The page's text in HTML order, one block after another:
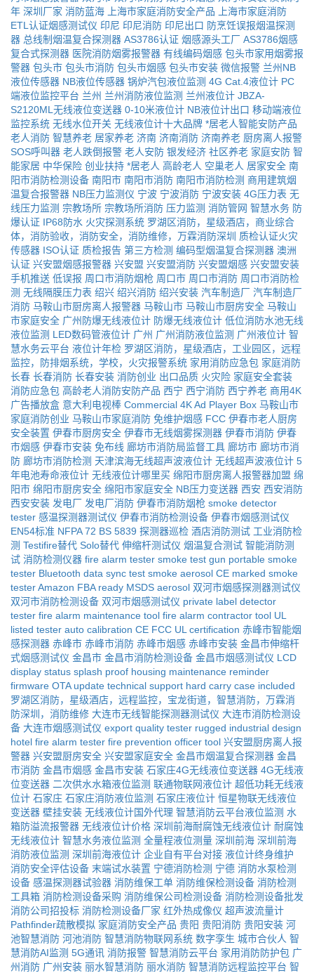
年 深圳厂家 消防蓝海 上海市家庭消防安全产品
上海市家庭消防
ETL认证烟感测试仪 印尼 印尼消防 印尼出口 防烹饪误报烟温探测
器 总线制烟温复合探测器 AS3786认证 烟感源头工厂 AS3786烟感
复合式探测器 医院消防烟雾报警器 有线编码烟感 包头市家用烟雾报
警器 包头市 包头市消防 包头市烟感 包头市安装 微信报警 兰州NB
液位传感器 NB液位传感器 锅炉汽包液位监测 4G Cat.4液位计 PC
端液位监控平台 兰州 兰州消防液位监测 兰州液位计 JBZA-
S2120ML无线液位变送器 0-10米液位计 NB液位计出口 移动端液位
监控系统 无线水位开关 无线液位计十大品牌 *居老人智能安防产品
老人消防 智慧养老 居家养老 济南 济南消防 济南养老 厨房离人报警
SOS呼叫器 老人跌倒报警 老人安防 银发经济 社区养老 家庭安防 智
能家居 中华保险 创业扶持 *居老人 高龄老人 空巢老人 居家安全 南
阳市消防检测设备 南阳市 南阳市消防 南阳市消防检测 商用建筑烟
温复合报警器 NB压力监测仪 宁波 宁波消防 宁波安装 4G压力表 无
线压力监测 宗教场所 宗教场所消防 压力监测 消防管网 智慧水务 防
爆认证 IP68防水 火灾探测系统 罗湖区消防，星级酒店，商业综合
体，消防验收，消防安全，消防维修，万霖消防深圳 质检认证火灾
传感器 ISO认证 质检报告 第三方检测 编码型烟温复合探测器 澳洲
认证 兴安盟烟感报警器 兴安盟 兴安盟消防 兴安盟烟感 兴安盟安装
手机推送 低误报 周口市消防烟枪 周口市 周口市消防 周口市消防检
测 无线隔膜压力表 绍兴 绍兴消防 绍兴安装 汽车制造厂 汽车制造厂
消防 马鞍山市厨房离人报警器 马鞍山市 马鞍山市厨房安全 马鞍山
市家庭安全 广州防爆无线液位计 防爆无线液位计 低位消防水池无线
液位监测 LED数码管液位计 广州 广州消防液位监测 广州液位计 智
慧水务云平台 液位计年检 罗湖区消防，星级酒店，工业园区，远程
监控，防排烟系统，学校，火灾报警系统 家用消防应急包 家庭消防
长春 长春消防 长春安装 消防创业 出口品质 火灾险 家庭安全套装
消防应急包 高龄老人消防安防产品 西宁 西宁消防 西宁养老 商用4K
广告播放盒 意大利电视棒 Commercial 4K Ad Player Box 马鞍山市
家庭消防创业 马鞍山市家庭消防 免维护烟感 FCC 伊春市老人厨房
安全装置 伊春市厨房安全 伊春市无线烟雾探测器 伊春市消防 伊春
市烟感 伊春市安装 免布线 廊坊市消防局监督工具 廊坊市 廊坊市消
防 廊坊市消防检测 天津滨海无线超声波液位计 无线超声波液位计 5
年电池寿命液位计 无线液位计哪里买 绵阳市厨房离人报警器加盟 绵
阳市 绵阳市厨房安全 绵阳市家庭安全 NB压力变送器 西安 西安消防
西安安装 发电厂 发电厂消防 伊春市消防烟枪 smoke detector
tester 感温探测器测试仪 伊春市消防检测设备 伊春市烟感测试仪
EN54标准 NFPA 72 BS 5839 探测器巡检 酒店消防测试 工业消防检
测 Testifire替代 Solo替代 伸缩杆测试仪 烟温复合测试 智能消防测
试 消防检测仪器 fire alarm tester smoke test gun portable smoke
tester Bluetooth data sync test smoke aerosol CE marked smoke
testerAmazon FBA ready MSDS aerosol 双河市烟感探测器测试仪
双河市消防检测设备 双河市烟感测试仪 private label detector
tester fire alarm maintenance tool fire alarm contractor tool UL
listed tester auto calibration CE FCC UL certification 赤峰市智能烟
感探测器 赤峰市 赤峰市消防 赤峰市烟感 赤峰市安装 金昌市伸缩杆
式烟感测试仪 金昌市 金昌市消防检测设备 金昌市烟感测试仪 LCD
display status splash proof housing maintenance reminder
firmware OTA update technical support hard carry case included
罗湖区消防，星级酒店，远程监控，宝龙街道，智慧消防，万霖消
防深圳，消防维修 大连市无线智能探测器测试仪 大连市消防检测设
备 大连市烟感测试仪 export quality tester rugged industrial design
hotel fire alarm tester fire prevention officer tool 兴安盟厨房离人报
警器 兴安盟厨房安全 兴安盟家庭安全 金昌市烟温复合探测器 金昌
市消防 金昌市烟感 金昌市安装 石家庄4G无线液位变送器 4G无线液
位变送器 二次供水水箱液位监测 联通物联网液位计 超低功耗无线液
位计 石家庄 石家庄消防液位监测 石家庄液位计 恒星物联无线液位
变送器 壁挂安装 无线液位计国外代理 智慧消防云平台液位监测 水
箱防溢流报警器 无线液位计价格 深圳前海耐腐蚀无线液位计 耐腐蚀
无线液位计 智慧水务液位监测 全量程液位测量 深圳前海 深圳前海
消防液位监测 深圳前海液位计 企业自有平台对接 液位计终身维护
消防安全评估设备 末端试水装置 宁德消防检测 宁德 消防水泵检测
设备 感温探测器试验器 消防维保工单 消防维保检测设备 消防检测
工具箱 消防检测设备采购 消防维保公司检测设备 消防检测设备批发
消防公司招投标 消防检测设备厂家 红外热成像仪 超声波流量计
Pathfinder疏散模拟 家庭消防安全产品 贵阳 贵阳消防 贵阳安装 河
池智慧消防 河池消防 智慧消防物联网系统 数字孪生 城市合伙人 智
慧消防AI监测 5G通讯 消防报警 智慧消防云平台 家用消防防护包 广
州消防 广州安装 丽水智慧消防 丽水消防 智慧消防远程监控平台 智